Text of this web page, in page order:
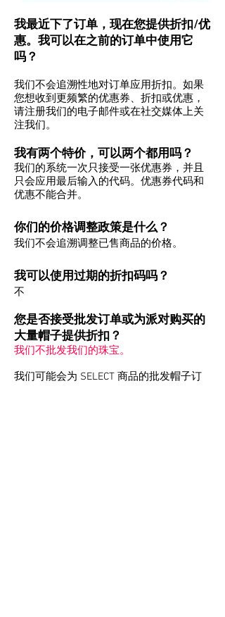
我最近下了订单，现在您提供折扣/优
惠。我可以在之前的订单中使用它
吗？
我们不会追溯性地对订单应用折扣。如果
您想收到更频繁的优惠券、折扣或优惠，
请注册我们的电子邮件或在社交媒体上关
注我们。
我有两个特价，可以两个都用吗？
我们的系统一次只接受一张优惠券，并且
只会应用最后输入的代码。优惠券代码和
优惠不能合并。
你们的价格调整政策是什么？
我们不会追溯调整已售商品的价格。
我可以使用过期的折扣码吗？
不
您是否接受批发订单或为派对购买的
大量帽子提供折扣？
我们不批发我们的珠宝。
我们可能会为 SELECT 商品的批发帽子订